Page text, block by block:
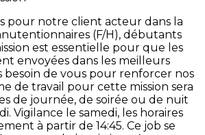
pour notre client acteur dans la
(F/H), débutants
est essentielle pour que les
envoyées dans les meilleurs
besoin de vous pour renforcer nos
de travail pour cette mission sera
de journée, de soirée ou de nuit
Vigilance le samedi, les horaires
à partir de 14:45. Ce job se